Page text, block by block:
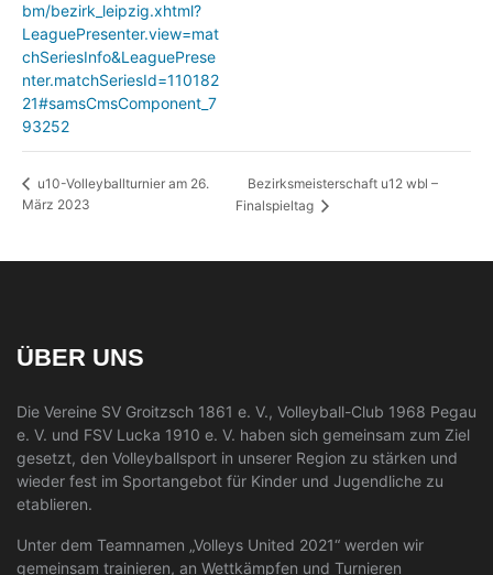
bm/bezirk_leipzig.xhtml?
LeaguePresenter.view=mat
chSeriesInfo&LeaguePrese
nter.matchSeriesId=110182
21#samsCmsComponent_7
93252
u10-Volleyballturnier am 26.
März 2023
Bezirksmeisterschaft u12 wbl –
Finalspieltag
ÜBER UNS
Die Vereine SV Groitzsch 1861 e. V., Volleyball-Club 1968 Pegau
e. V. und FSV Lucka 1910 e. V. haben sich gemeinsam zum Ziel
gesetzt, den Volleyballsport in unserer Region zu stärken und
wieder fest im Sportangebot für Kinder und Jugendliche zu
etablieren.
Unter dem Teamnamen „Volleys United 2021“ werden wir
gemeinsam trainieren, an Wettkämpfen und Turnieren